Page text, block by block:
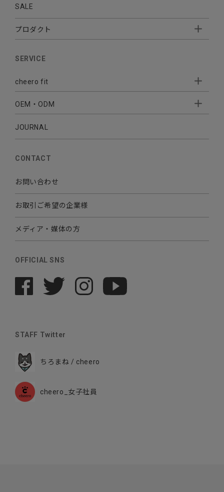
SALE
プロダクト
AUDIO
CABLE CHARGER
Sleepion
MOBILE
SERVICE
cheero fit
- Sleepion3
- 軟骨伝導式集音器
OEM・ODM
- OEM・ODM 開発
JOURNAL
CONTACT
お問い合わせ
お取引ご希望の企業様
メディア・媒体の方
OFFICIAL SNS
STAFF Twitter
ちろまね / cheero
cheero_女子社員